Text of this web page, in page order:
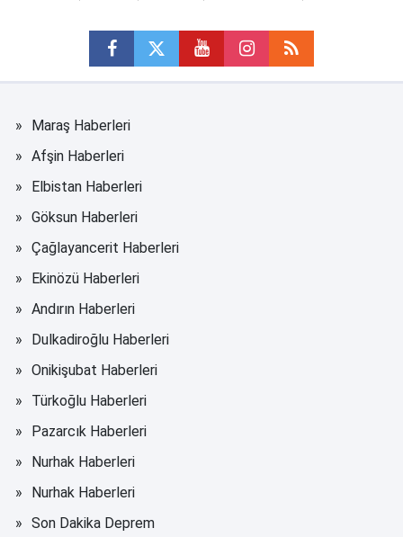
Maraş Haberleri
Afşin Haberleri
Elbistan Haberleri
Göksun Haberleri
Çağlayancerit Haberleri
Ekinözü Haberleri
Andırın Haberleri
Dulkadiroğlu Haberleri
Onikişubat Haberleri
Türkoğlu Haberleri
Pazarcık Haberleri
Nurhak Haberleri
Nurhak Haberleri
Son Dakika Deprem